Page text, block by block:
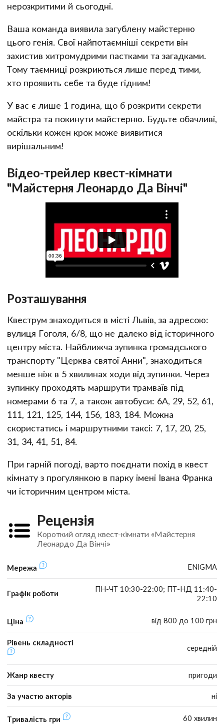
нерозкритими й сьогодні.
Ваша команда виявила загублену майстерню
цього генія. Свої найпотаємніші секрети він
захистив хитромудрими пастками та загадками.
Тому таємниці розкриються лише перед тими,
хто проявить себе та буде гідним!
У вас є лише 1 година, що б розкрити секрети
майстра та покинути майстерню. Будьте обачливі,
оскільки кожен крок може виявитися
вирішальним!
Відео-трейлер квест-кімнати
"Майстерня Леонардо Да Вінчі"
Розташування
Квеструм знаходиться в місті Львів, за адресою:
вулиця Гоголя, 6/8, що не далеко від історичного
центру міста. Найближча зупинка громадського
транспорту "Церква святої Анни", знаходиться
менше ніж в 5 хвилинах ходи від зупинки. Через
зупинку проходять маршрути трамваїв під
номерами 6 та 7, а також автобуси: 6А, 29, 52, 61,
111, 121, 125, 144, 156, 183, 184. Можна
скористатись і маршрутними таксі: 7, 17, 20, 25,
31, 34, 41, 51, 84.
При гарній погоді, варто поєднати похід в квест
кімнату з прогулянкою в парку імені Івана Франка
чи історичним центром міста.
Рецензія
Короткий огляд квест-кімнати «Майстерня
Леонардо Да Вінчі»
Мережа ENIGMA
Графік роботи
ПН-ЧТ 10:30-22:00; ПТ-НД 11:40-
22:10
Ціна від 800 до 100 грн
Рівень складності
середній
Жанр квесту пригоди
За участю акторів ні
Тривалість гри 60 хвилин